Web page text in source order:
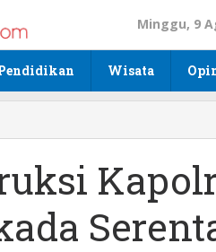
Minggu, 9
Wisata